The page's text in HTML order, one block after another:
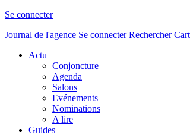
Se connecter
Journal de l'agence Se connecterRechercher
Actu
Conjoncture
Agenda
Salons
Evénements
Nominations
A lire
Guides